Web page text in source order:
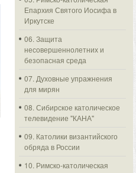
Епархия Святого Иосифа в
Иркутске
06. Защита
несовершеннолетних и
безопасная среда
07. Духовные упражнения
для мирян
08. Сибирское католическое
телевидение "КАНА"
09. Католики византийского
обряда в России
10. Римско-католическая